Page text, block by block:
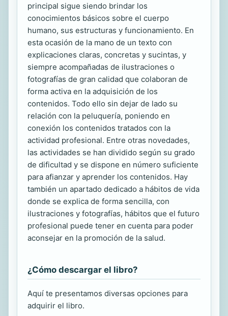
principal sigue siendo brindar los
conocimientos básicos sobre el cuerpo
humano, sus estructuras y funcionamiento. En
esta ocasión de la mano de un texto con
explicaciones claras, concretas y sucintas, y
siempre acompañadas de ilustraciones o
fotografías de gran calidad que colaboran de
forma activa en la adquisición de los
contenidos. Todo ello sin dejar de lado su
relación con la peluquería, poniendo en
conexión los contenidos tratados con la
actividad profesional. Entre otras novedades,
las actividades se han dividido según su grado
de dificultad y se dispone en número suficiente
para afianzar y aprender los contenidos. Hay
también un apartado dedicado a hábitos de vida
donde se explica de forma sencilla, con
ilustraciones y fotografías, hábitos que el futuro
profesional puede tener en cuenta para poder
aconsejar en la promoción de la salud.
¿Cómo descargar el libro?
Aquí te presentamos diversas opciones para
adquirir el libro.